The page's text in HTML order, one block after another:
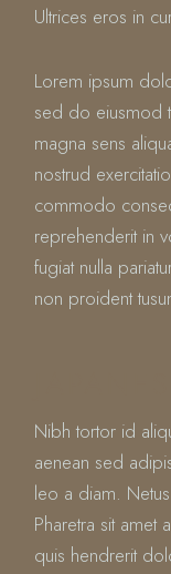
Ultrices eros in
Lorem ipsum
sed do eiusmod
magna sens
nostrud
commodo
reprehenderit in
fugiat nulla
non proident
Nibh tortor id
aenean sed
leo a diam.
Pharetra sit amet
quis hendrerit